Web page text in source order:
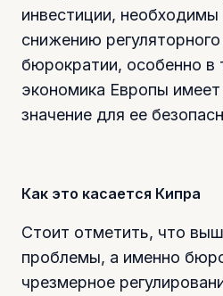
инвестиции,
снижению
бюрократии, особенно в
экономика Европы
значение для ее
Как это касается Кипра
Стоит отметить, что
проблемы, а именно
чрезмерное